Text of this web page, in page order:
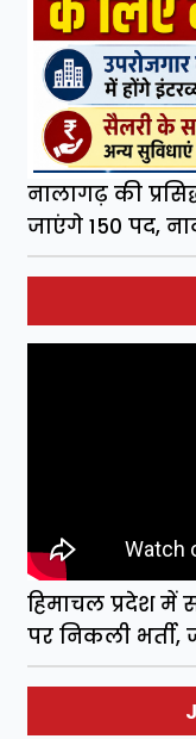
नालागढ़ की
जाएंगे 150 पद,
हिमाचल प्रदेश में
पर निकली भर्ती,